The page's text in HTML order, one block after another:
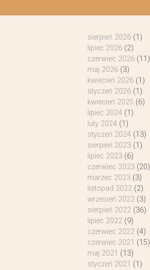
sierpień 2026(1)
lipiec 2026(2)
czerwiec 2026(11)
maj 2026(3)
kwiecień 2026(1)
styczeń 2026(1)
kwiecień 2025 (6)
lipiec 2024(1)
luty 2024(1)
styczeń 2024(13)
sierpień 2023(1)
lipiec 2023(6)
czerwiec 2023(20)
marzec 2023(3)
listopad 2022(2)
wrzesień 2022(3)
sierpień 2022(36)
lipiec 2022(9)
czerwiec 2022(4)
czerwiec 2021 (15)
maj 2021 (13)
styczeń 2021 (1)